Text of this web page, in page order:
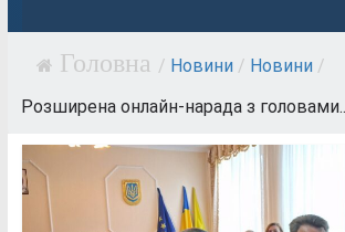
/ Новини / Новини /
Розширена онлайн-нарада з